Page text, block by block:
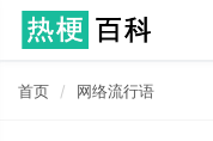
首页 网络流行语